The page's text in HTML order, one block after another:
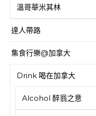
溫哥華米其林
達人帶路
集食行樂@加拿大
Drink 喝在加拿大
Alcohol 醉翁之意